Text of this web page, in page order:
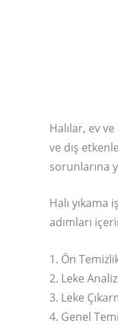
Halılar, ev
ve dış
sorunlarına
Halı
adımları
1. Ön
2. Leke
3. Leke
4. Genel